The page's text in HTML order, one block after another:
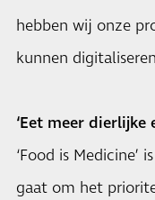
hebben wij onze
kunnen
‘Eet meer dierlijke
‘Food is Medicine’
gaat om het